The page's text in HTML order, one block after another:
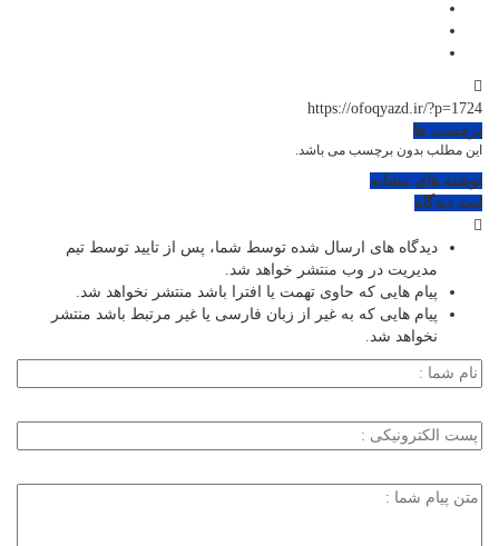
https://ofoqyazd.ir/?p=1724
برچسب ها
این مطلب بدون برچسب می باشد.
نوشته های مشابه
ثبت دیدگاه
دیدگاه های ارسال شده توسط شما، پس از تایید توسط تیم
مدیریت در وب منتشر خواهد شد.
پیام هایی که حاوی تهمت یا افترا باشد منتشر نخواهد شد.
پیام هایی که به غیر از زبان فارسی یا غیر مرتبط باشد منتشر
نخواهد شد.